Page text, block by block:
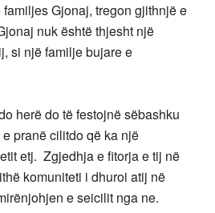
Gjonaj, tregon gjithnjë e
nuk është thjesht një
si një familje bujare e
herë do të festojnë sëbashku
pranë cilitdo që ka një
etj. Zgjedhja e fitorja e tij në
komuniteti i dhuroi atij në
e seicilit nga ne.